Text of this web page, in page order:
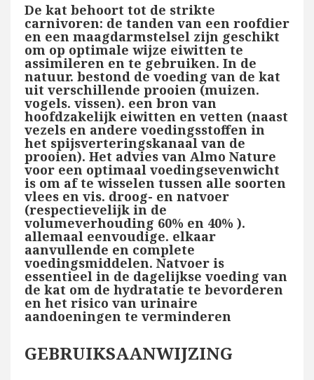
De kat behoort tot de strikte
carnivoren: de tanden van een roofdier
en een maagdarmstelsel zijn geschikt
om op optimale wijze eiwitten te
assimileren en te gebruiken. In de
natuur. bestond de voeding van de kat
uit verschillende prooien (muizen.
vogels. vissen). een bron van
hoofdzakelijk eiwitten en vetten (naast
vezels en andere voedingsstoffen in
het spijsverteringskanaal van de
prooien). Het advies van Almo Nature
voor een optimaal voedingsevenwicht
is om af te wisselen tussen alle soorten
vlees en vis. droog- en natvoer
(respectievelijk in de
volumeverhouding 60% en 40% ).
allemaal eenvoudige. elkaar
aanvullende en complete
voedingsmiddelen. Natvoer is
essentieel in de dagelijkse voeding van
de kat om de hydratatie te bevorderen
en het risico van urinaire
aandoeningen te verminderen
GEBRUIKSAANWIJZING